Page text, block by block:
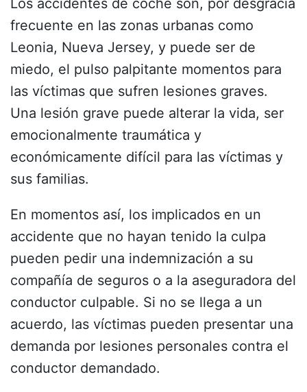
frecuente en las zonas urbanas como
Leonia, Nueva Jersey, y puede ser de
miedo, el pulso palpitante momentos para
las víctimas que sufren lesiones graves.
Una lesión grave puede alterar la vida, ser
emocionalmente traumática y
económicamente difícil para las víctimas y
sus familias.
En momentos así, los implicados en un
accidente que no hayan tenido la culpa
pueden pedir una indemnización a su
compañía de seguros o a la aseguradora del
conductor culpable. Si no se llega a un
acuerdo, las víctimas pueden presentar una
demanda por lesiones personales contra el
conductor demandado.